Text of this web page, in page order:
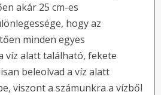
akár 25 cm-es
hogy az
minden egyes
víz alatt található, fekete
beleolvad a víz alatt
viszont a számunkra a vízből